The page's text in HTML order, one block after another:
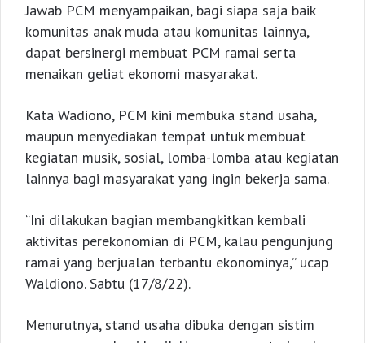
Jawab PCM menyampaikan, bagi siapa saja baik
komunitas anak muda atau komunitas lainnya,
dapat bersinergi membuat PCM ramai serta
menaikan geliat ekonomi masyarakat.
Kata Wadiono, PCM kini membuka stand usaha,
maupun menyediakan tempat untuk membuat
kegiatan musik, sosial, lomba-lomba atau kegiatan
lainnya bagi masyarakat yang ingin bekerja sama.
“Ini dilakukan bagian membangkitkan kembali
aktivitas perekonomian di PCM, kalau pengunjung
ramai yang berjualan terbantu ekonominya,” ucap
Waldiono. Sabtu (17/8/22).
Menurutnya, stand usaha dibuka dengan sistim